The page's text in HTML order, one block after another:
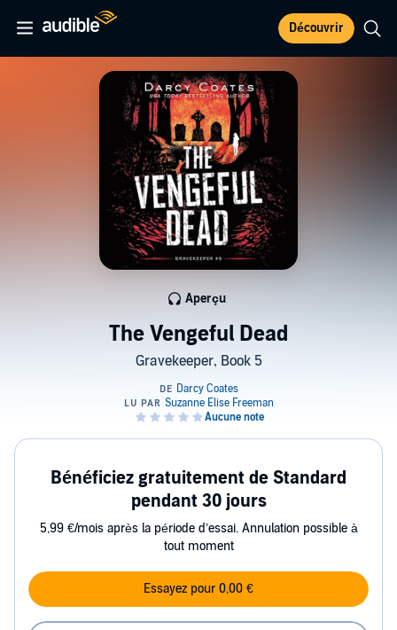
Découvrir
The Vengeful Dead
Gravekeeper, Book 5
Aperçu
Bénéficiez gratuitement de Standard
pendant 30 jours
5,99 €/mois après la période d’essai. Annulation possible à
tout moment
Essayez pour 0,00 €